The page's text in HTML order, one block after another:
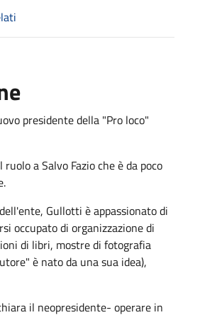
presidente della "Pro loco"
a Salvo Fazio che è da poco
Gullotti è appassionato di
occupato di organizzazione di
di libri, mostre di fotografia
è nato da una sua idea),
il neopresidente- operare in